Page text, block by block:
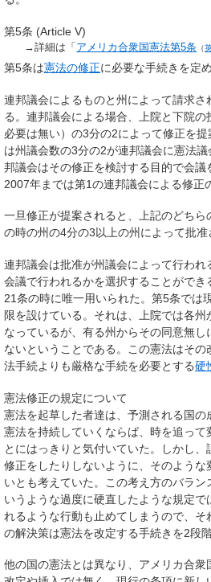
第5条 (Article V)
→詳細は「 アメリカ合衆国憲法第5条 （
第5条は憲法の修正に必要な手続きを定
連邦議会によるものと州によって請求
る。連邦議会による場合、上院と下院の
必要は無い）の3分の2によって修正を
は州議会数の3分の2が連邦議会に憲法
邦議会はその修正を検討する目的で会議
2007年までは第1の連邦議会による修正
一旦修正が提案されると、上記のどち
の時の州の4分の3以上の州によって批准
連邦議会は批准が州議会によって行わ
会議で行われるかを選択することがで
21条の時に唯一用いられた。第5条では
限を設けている。それは、上院では各
なっているが、有る州からその同意無
ないということである。この憲法はそ
法手続よりも厳格な手続を必要とする硬
憲法修正の規定について
憲法を起草した者達は、予測される国
憲法を持続していくならば、時を追って
とにはっきりと気付いていた。しかし
修正をしたりしないように、そのよう
いとも考えていた。この考え方のバラン
いうような過度に硬直したような規定で
れるような行動も止めてしまうので、
の解決策は憲法を改定する手続きを2段
他の国の憲法とは異なり、アメリカ合